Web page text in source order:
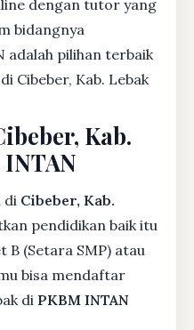
dengan tutor yang
bidangnya
adalah pilihan terbaik
Cibeber, Kab. Lebak
Kab.
di Cibeber, Kab.
pendidikan baik itu
B (Setara SMP) atau
bisa mendaftar
di PKBM INTAN